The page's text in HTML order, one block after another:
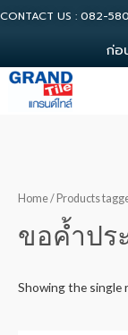
CONTACT US : 082-
กอน
Home/ Products
ขอค้ำปร
Showing the single